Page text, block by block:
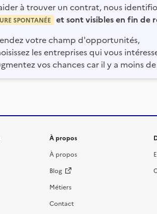
à trouver un contrat, nous
SPONTANÉE
et sont visibles en fin de
votre champ d'opportunités,
les entreprises qui vous
vos chances car il y a moins
et liens du site
À propos
À propos
Blog
Métiers
Contact